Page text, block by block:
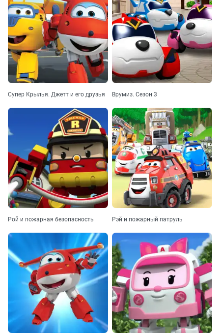
Супер Крылья. Джетт и его друзья Врумиз. Сезон 3
Рой и пожарная безопасность Рэй и пожарный патруль